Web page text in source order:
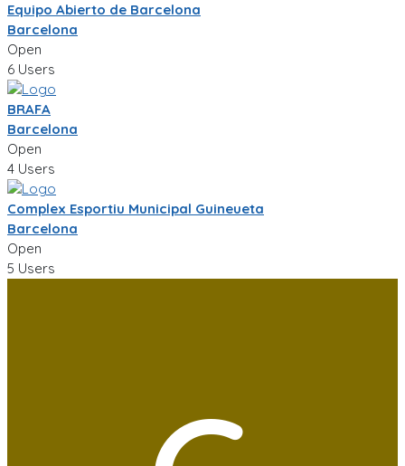
Equipo Abierto de Barcelona
Barcelona
Open
6 Users
BRAFA
Barcelona
Open
4 Users
Complex Esportiu Municipal Guineueta
Barcelona
Open
5 Users